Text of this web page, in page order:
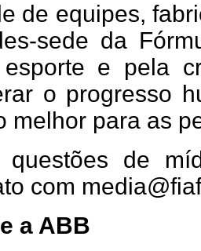
de equipes,
sede da
e pela
o progresso
melhor para as
questões de
com
a ABB